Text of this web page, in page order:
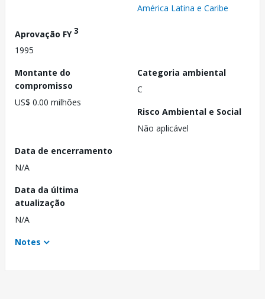
América Latina e Caribe
Aprovação FY3
1995
Montante do
compromisso
US$ 0.00 milhões
Categoria ambiental
C
Risco Ambiental e Social
Não aplicável
Data de encerramento
N/A
Data da última
atualização
N/A
Notes